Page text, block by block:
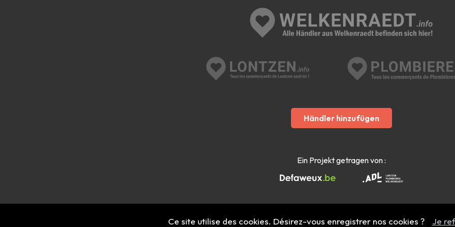
Händler hinzufügen
Ein Projekt getragen von :
Mentions légales- Copyright 2022 - 2026 welkenraedt.info
Ce site utilise des cookies. Désirez-vous enregistrer nos cookies ? Je